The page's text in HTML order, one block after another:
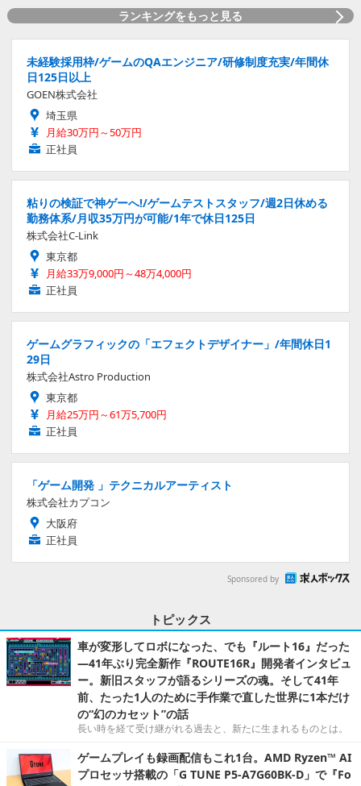
ランキングをもっと見る
未経験採用枠/ゲームのQAエンジニア/研修制度充実/年間休
日125日以上
GOEN株式会社
埼玉県
月給30万円～50万円
正社員
粘りの検証で神ゲーへ!/ゲームテストスタッフ/週2日休める
勤務体系/月収35万円が可能/1年で休日125日
株式会社C-Link
東京都
月給33万9,000円～48万4,000円
正社員
ゲームグラフィックの「エフェクトデザイナー」/年間休日1
29日
株式会社Astro Production
東京都
月給25万円～61万5,700円
正社員
「ゲーム開発 」テクニカルアーティスト
株式会社カプコン
大阪府
正社員
Sponsored by
トピックス
車が変形してロボになった、でも『ルート16』だった
―41年ぶり完全新作『ROUTE16R』開発者インタビュ
ー。新旧スタッフが語るシリーズの魂。そして41年
前、たった1人のために手作業で直した世界に1本だけ
の“幻のカセット”の話
長い時を経て受け継がれる過去と、新たに生まれるものとは。
ゲームプレイも録画配信もこれ1台。AMD Ryzen™ AI
プロセッサ搭載の「G TUNE P5-A7G60BK-D」で『Fo